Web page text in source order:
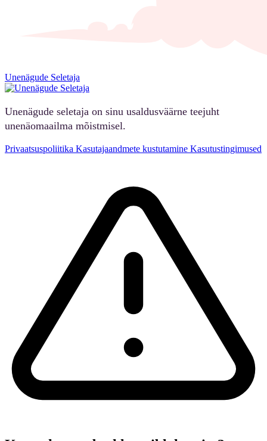
Unenägude Seletaja
Unenägude seletaja on sinu usaldusväärne teejuht
unenäomaailma mõistmisel.
Privaatsuspoliitika Kasutajaandmete kustutamine Kasutustingimused